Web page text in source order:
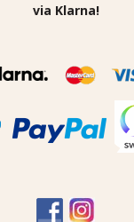
via Klarna!